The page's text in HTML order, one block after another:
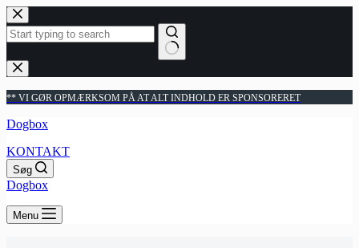
Fortsæt
til
indhold
Ingen
resultater
** VI GØR OPMÆRKSOM PÅ AT ALT INDHOLD ER SPONSORERET
Dogbox
KONTAKT
Søg
Dogbox
Menu